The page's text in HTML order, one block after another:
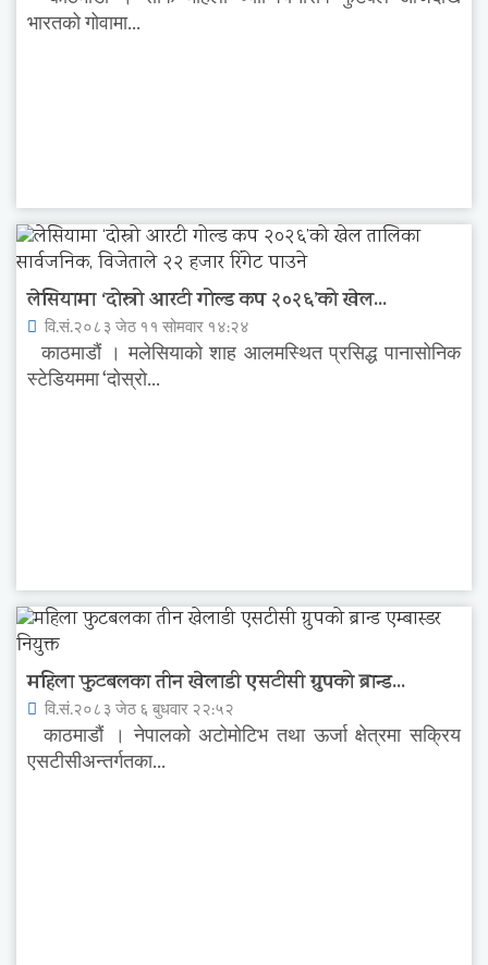
भारतको गोवामा...
लेसियामा ‘दोस्रो आरटी गोल्ड कप २०२६’को खेल...
वि.सं.२०८३ जेठ ११ सोमवार १४:२४
काठमाडौं । मलेसियाको शाह आलमस्थित प्रसिद्ध पानासोनिक
स्टेडियममा ‘दोस्रो...
महिला फुटबलका तीन खेलाडी एसटीसी ग्रुपको ब्रान्ड...
वि.सं.२०८३ जेठ ६ बुधवार २२:५२
काठमाडौं । नेपालको अटोमोटिभ तथा ऊर्जा क्षेत्रमा सक्रिय
एसटीसीअन्तर्गतका...